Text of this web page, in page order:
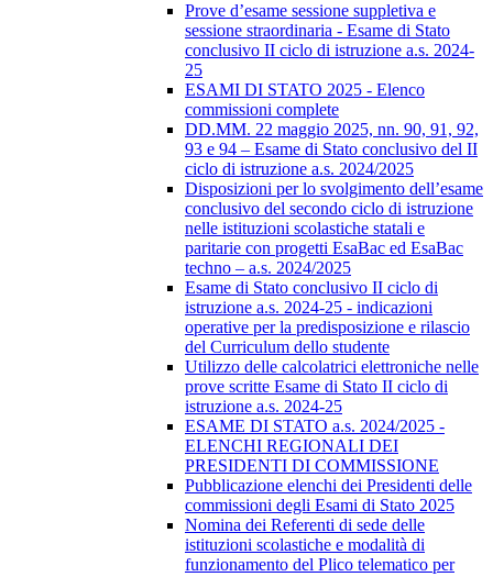
Prove d’esame sessione suppletiva e
sessione straordinaria - Esame di Stato
conclusivo II ciclo di istruzione a.s. 2024-
25
ESAMI DI STATO 2025 - Elenco
commissioni complete
DD.MM. 22 maggio 2025, nn. 90, 91, 92,
93 e 94 – Esame di Stato conclusivo del II
ciclo di istruzione a.s. 2024/2025
Disposizioni per lo svolgimento dell’esame
conclusivo del secondo ciclo di istruzione
nelle istituzioni scolastiche statali e
paritarie con progetti EsaBac ed EsaBac
techno – a.s. 2024/2025
Esame di Stato conclusivo II ciclo di
istruzione a.s. 2024-25 - indicazioni
operative per la predisposizione e rilascio
del Curriculum dello studente
Utilizzo delle calcolatrici elettroniche nelle
prove scritte Esame di Stato II ciclo di
istruzione a.s. 2024-25
ESAME DI STATO a.s. 2024/2025 -
ELENCHI REGIONALI DEI
PRESIDENTI DI COMMISSIONE
Pubblicazione elenchi dei Presidenti delle
commissioni degli Esami di Stato 2025
Nomina dei Referenti di sede delle
istituzioni scolastiche e modalità di
funzionamento del Plico telematico per